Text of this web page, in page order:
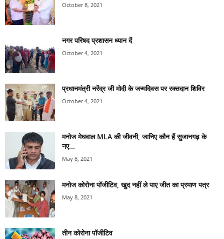
October 8, 2021
नगर परिषद प्रशासन ध्यान दें
October 4, 2021
प्रधानमंत्री नरेंद्र जी मोदी के जन्मदिवस पर रक्तदान शिविर
October 4, 2021
मनोज मेघवाल MLA की जीवनी, जानिए कौन हैं सुजानगढ़ के
नए...
May 8, 2021
मनोज कोरोना पॉजीटिव, खुद नहीं ले पाए जीत का प्रमाण पत्र
May 8, 2021
तीन कोरोना पॉजीटिव